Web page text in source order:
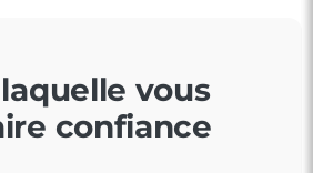
vous
confiance